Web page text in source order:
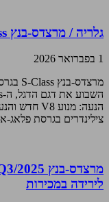
גלריה / מרצדס-בנץ S-Class החדש
1 בפברואר 2026
צילינדרים בגרסת פלאג-
לירידה במכירות